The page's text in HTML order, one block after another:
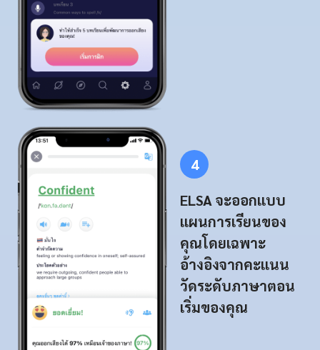
4
ELSA จะออกแบบ
แผนการเรียนของ
คุณโดยเฉพาะ
อ้างอิงจากคะแนน
วัดระดับภาษาตอน
เริ่มของคุณ